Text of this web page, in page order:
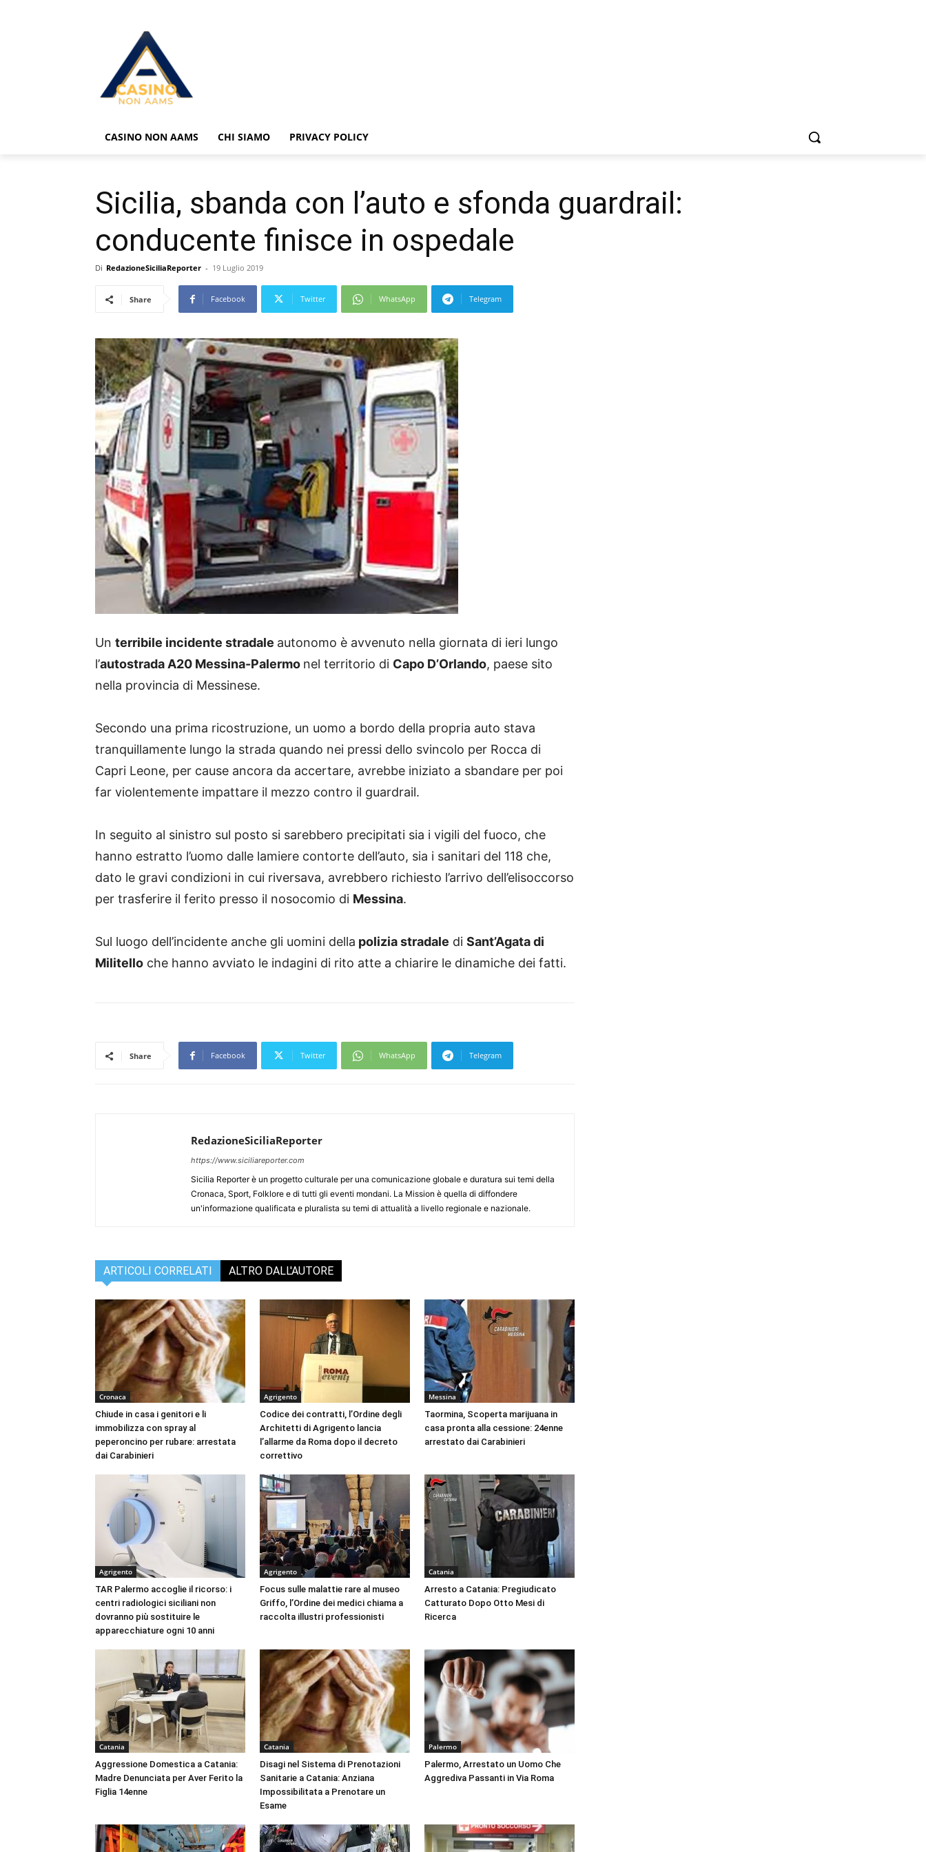
CASINO NON AAMS CHI SIAMO PRIVACY POLICY
Sicilia, sbanda con l’auto e sfonda guardrail:
conducente finisce in ospedale
Di RedazioneSiciliaReporter - 19 Luglio 2019
Share Facebook Twitter WhatsApp Telegram
Un terribile incidente stradale autonomo è avvenuto nella giornata di ieri lungo
l’autostrada A20 Messina-Palermo nel territorio di Capo D’Orlando, paese sito
nella provincia di Messinese.
Secondo una prima ricostruzione, un uomo a bordo della propria auto stava
tranquillamente lungo la strada quando nei pressi dello svincolo per Rocca di
Capri Leone, per cause ancora da accertare, avrebbe iniziato a sbandare per poi
far violentemente impattare il mezzo contro il guardrail.
In seguito al sinistro sul posto si sarebbero precipitati sia i vigili del fuoco, che
hanno estratto l’uomo dalle lamiere contorte dell’auto, sia i sanitari del 118 che,
dato le gravi condizioni in cui riversava, avrebbero richiesto l’arrivo dell’elisoccorso
per trasferire il ferito presso il nosocomio di Messina.
Sul luogo dell’incidente anche gli uomini della polizia stradale di Sant’Agata di
Militello che hanno avviato le indagini di rito atte a chiarire le dinamiche dei fatti.
Share Facebook Twitter WhatsApp Telegram
RedazioneSiciliaReporter
https://www.siciliareporter.com
Sicilia Reporter è un progetto culturale per una comunicazione globale e duratura sui temi della
Cronaca, Sport, Folklore e di tutti gli eventi mondani. La Mission è quella di diffondere
un'informazione qualificata e pluralista su temi di attualità a livello regionale e nazionale.
ARTICOLI CORRELATI ALTRO DALL'AUTORE
Cronaca
Chiude in casa i genitori e li
immobilizza con spray al
peperoncino per rubare: arrestata
dai Carabinieri
Agrigento
Codice dei contratti, l’Ordine degli
Architetti di Agrigento lancia
l’allarme da Roma dopo il decreto
correttivo
Messina
Taormina, Scoperta marijuana in
casa pronta alla cessione: 24enne
arrestato dai Carabinieri
Agrigento
TAR Palermo accoglie il ricorso: i
centri radiologici siciliani non
dovranno più sostituire le
apparecchiature ogni 10 anni
Agrigento
Focus sulle malattie rare al museo
Griffo, l’Ordine dei medici chiama a
raccolta illustri professionisti
Catania
Arresto a Catania: Pregiudicato
Catturato Dopo Otto Mesi di
Ricerca
Catania
Aggressione Domestica a Catania:
Madre Denunciata per Aver Ferito la
Figlia 14enne
Catania
Disagi nel Sistema di Prenotazioni
Sanitarie a Catania: Anziana
Impossibilitata a Prenotare un
Esame
Palermo
Palermo, Arrestato un Uomo Che
Aggrediva Passanti in Via Roma